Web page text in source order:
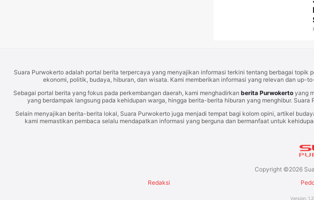
Suara Purwokerto adalah portal berita terpercaya yang menyajikan informasi terkini tentang berbagai topik
ekonomi, politik, budaya, hiburan, dan wisata. Kami memberikan informasi yang relevan dan up-
Sebagai portal berita yang fokus pada perkembangan daerah, kami menghadirkan berita Purwokertoyang
yang berdampak langsung pada kehidupan warga, hingga berita-berita hiburan yang menghibur.
Selain menyajikan berita-berita lokal, Suara Purwokerto juga menjadi tempat bagi kolom opini, artikel
kami memastikan pembaca selalu mendapatkan informasi yang berguna dan bermanfaat untuk
Copyright ©2026
Redaksi
Version: